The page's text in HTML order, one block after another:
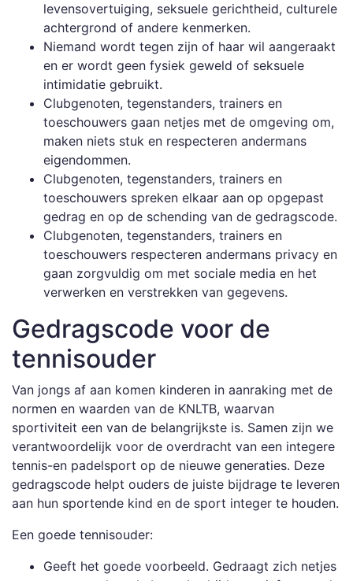
levensovertuiging, seksuele gerichtheid, culturele
achtergrond of andere kenmerken.
Niemand wordt tegen zijn of haar wil aangeraakt
en er wordt geen fysiek geweld of seksuele
intimidatie gebruikt.
Clubgenoten, tegenstanders, trainers en
toeschouwers gaan netjes met de omgeving om,
maken niets stuk en respecteren andermans
eigendommen.
Clubgenoten, tegenstanders, trainers en
toeschouwers spreken elkaar aan op opgepast
gedrag en op de schending van de gedragscode.
Clubgenoten, tegenstanders, trainers en
toeschouwers respecteren andermans privacy en
gaan zorgvuldig om met sociale media en het
verwerken en verstrekken van gegevens.
Gedragscode voor de
tennisouder
Van jongs af aan komen kinderen in aanraking met de
normen en waarden van de KNLTB, waarvan
sportiviteit een van de belangrijkste is. Samen zijn we
verantwoordelijk voor de overdracht van een integere
tennis-en padelsport op de nieuwe generaties. Deze
gedragscode helpt ouders de juiste bijdrage te leveren
aan hun sportende kind en de sport integer te houden.
Een goede tennisouder:
Geeft het goede voorbeeld. Gedraagt zich netjes